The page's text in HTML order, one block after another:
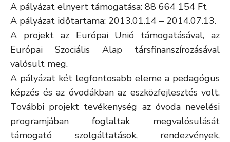
A pályázat elnyert támogatása: 88 664 154 Ft
A pályázat időtartama: 2013.01.14 – 2014.07.13.
A projekt az Európai Unió támogatásával, az
Európai Szociális Alap társfinanszírozásával
valósult meg.
A pályázat két legfontosabb eleme a pedagógus
képzés és az óvodákban az eszközfejlesztés volt.
További projekt tevékenység az óvoda nevelési
programjában foglaltak megvalósulását
támogató szolgáltatások, rendezvények,